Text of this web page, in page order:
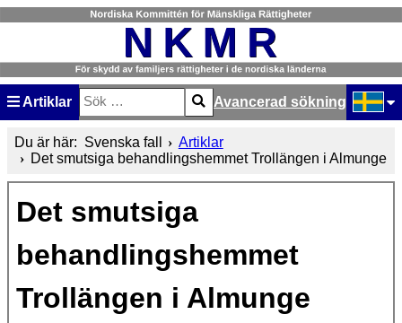
Artiklar
Sök
Type 2 or more characters for results.
Avancerad sökning
Du är här: Svenska fall
Artiklar
Det smutsiga behandlingshemmet Trollängen i Almunge
Det smutsiga
behandlingshemmet
Trollängen i Almunge